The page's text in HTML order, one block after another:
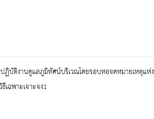
ฏิบัติงานดูแลภูมิทัศน์บริเวณโดยรอบหอจดหมายเหตุแห่ง
ฉพาะเจาะจง1